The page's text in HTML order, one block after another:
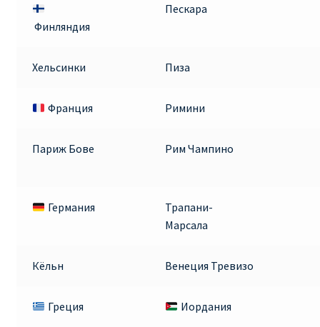
ИНФОРМАЦИЯ ДЛЯ ПАССАЖИРОВ
Финляндия
Пескара
Хельсинки Пиза
Франция Римини
Париж Бове Рим Чампино
Германия
Трапани-
Марсала
Кёльн Венеция Тревизо
Греция Иордания